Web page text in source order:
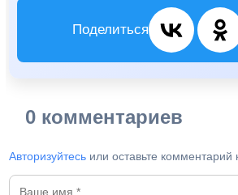
Поделиться
0 комментариев
Авторизуйтесь или оставьте комментарий